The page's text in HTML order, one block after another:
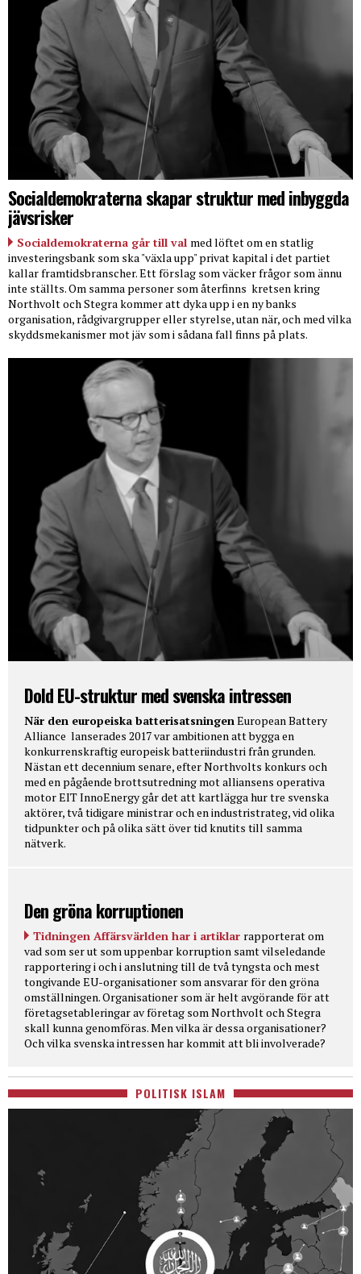
Socialdemokraterna skapar struktur med inbyggda
jävsrisker
Socialdemokraterna går till val med löftet om en statlig
investeringsbank som ska "växla upp" privat kapital i det partiet
kallar framtidsbranscher. Ett förslag som väcker frågor som ännu
inte ställts. Om samma personer som återfinns kretsen kring
Northvolt och Stegra kommer att dyka upp i en ny banks
organisation, rådgivargrupper eller styrelse, utan när, och med vilka
skyddsmekanismer mot jäv som i sådana fall finns på plats.
Dold EU-struktur med svenska intressen
När den europeiska batterisatsningen European Battery
Alliance lanserades 2017 var ambitionen att bygga en
konkurrenskraftig europeisk batteriindustri från grunden.
Nästan ett decennium senare, efter Northvolts konkurs och
med en pågående brottsutredning mot alliansens operativa
motor EIT InnoEnergy går det att kartlägga hur tre svenska
aktörer, två tidigare ministrar och en industristrateg, vid olika
tidpunkter och på olika sätt över tid knutits till samma
nätverk.
Den gröna korruptionen
Tidningen Affärsvärlden har i artiklar rapporterat om
vad som ser ut som uppenbar korruption samt vilseledande
rapportering i och i anslutning till de två tyngsta och mest
tongivande EU-organisationer som ansvarar för den gröna
omställningen. Organisationer som är helt avgörande för att
företagsetableringar av företag som Northvolt och Stegra
skall kunna genomföras. Men vilka är dessa organisationer?
Och vilka svenska intressen har kommit att bli involverade?
POLITISK ISLAM